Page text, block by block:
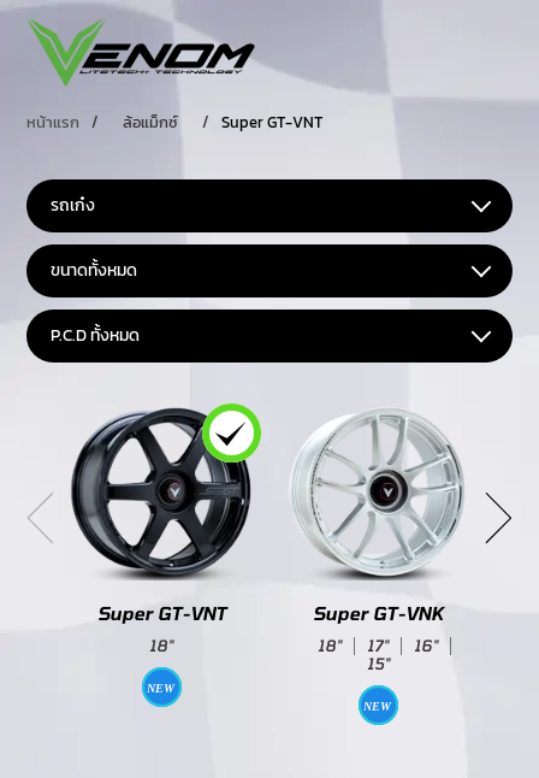
หน้าแรก / ล้อแม็กซ์ / Super GT-VNT
รถเก๋ง
ขนาดทั้งหมด
P.C.D ทั้งหมด
Super GT-VNT
18"
Super GT-VNK
18" 17"
16"
15"